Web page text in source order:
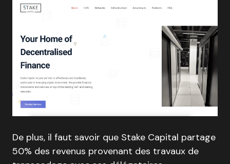
De plus, il faut savoir que Stake Capital partage
50% des revenus provenant des travaux de